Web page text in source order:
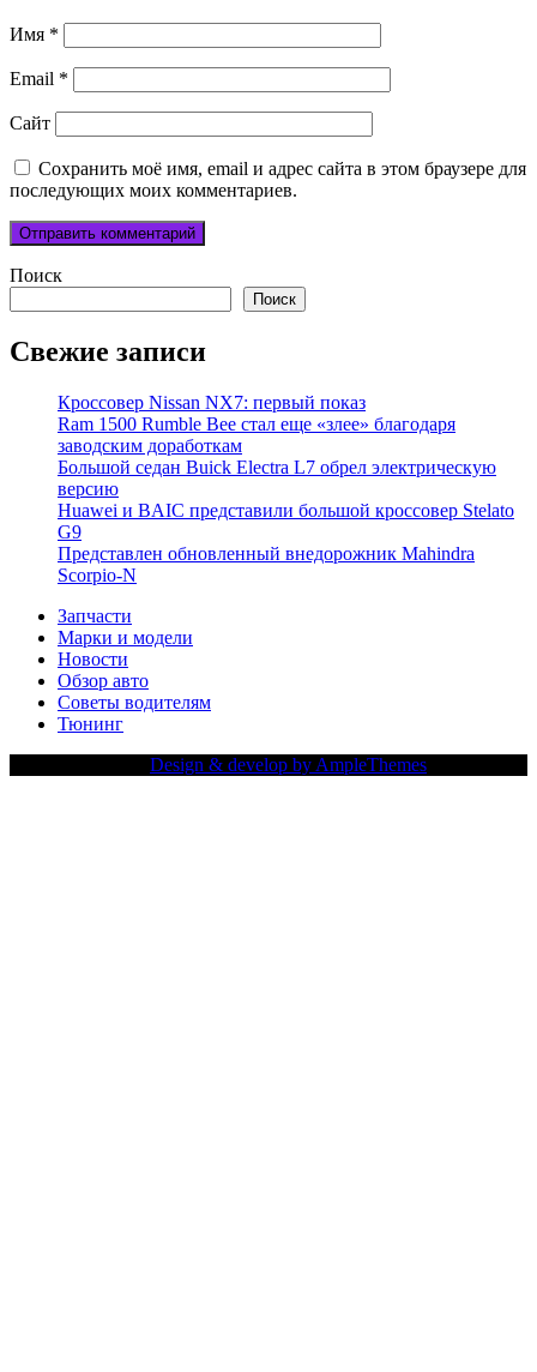
Имя *
Email *
Сайт
Сохранить моё имя, email и адрес сайта в этом браузере для
последующих моих комментариев.
Поиск
Поиск
Свежие записи
Кроссовер Nissan NX7: первый показ
Ram 1500 Rumble Bee стал еще «злее» благодаря
заводским доработкам
Большой седан Buick Electra L7 обрел электрическую
версию
Huawei и BAIC представили большой кроссовер Stelato
G9
Представлен обновленный внедорожник Mahindra
Scorpio-N
Запчасти
Марки и модели
Новости
Обзор авто
Советы водителям
Тюнинг
Design & develop by AmpleThemes